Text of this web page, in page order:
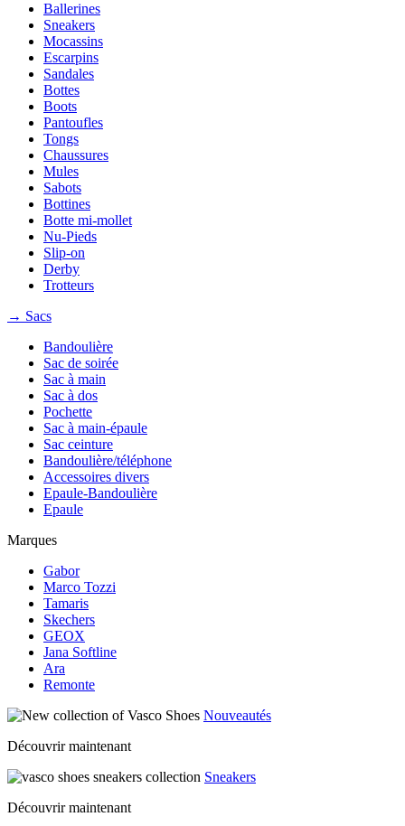
Ballerines
Sneakers
Mocassins
Escarpins
Sandales
Bottes
Boots
Pantoufles
Tongs
Chaussures
Mules
Sabots
Bottines
Botte mi-mollet
Nu-Pieds
Slip-on
Derby
Trotteurs
→ Sacs
Bandoulière
Sac de soirée
Sac à main
Sac à dos
Pochette
Sac à main-épaule
Sac ceinture
Bandoulière/téléphone
Accessoires divers
Epaule-Bandoulière
Epaule
Marques
Gabor
Marco Tozzi
Tamaris
Skechers
GEOX
Jana Softline
Ara
Remonte
Nouveautés
Découvrir maintenant
Sneakers
Découvrir maintenant